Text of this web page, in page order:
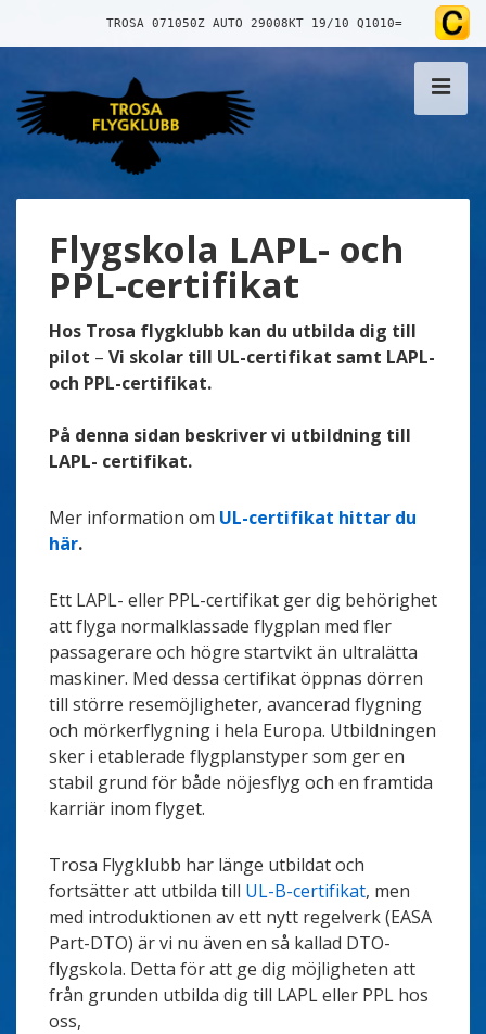
Main
Content
TROSA 071050Z AUTO 29008KT 19/10 Q1010=
Navigation
Flygskola LAPL- och
PPL-certifikat
Hos Trosa flygklubb kan du utbilda dig till
pilot – Vi skolar till UL-certifikat samt LAPL-
och PPL-certifikat.
På denna sidan beskriver vi utbildning till
LAPL- certifikat.
Mer information om UL-certifikat hittar du
här.
Ett LAPL- eller PPL-certifikat ger dig behörighet
att flyga normalklassade flygplan med fler
passagerare och högre startvikt än ultralätta
maskiner. Med dessa certifikat öppnas dörren
till större resemöjligheter, avancerad flygning
och mörkerflygning i hela Europa. Utbildningen
sker i etablerade flygplanstyper som ger en
stabil grund för både nöjesflyg och en framtida
karriär inom flyget.
Trosa Flygklubb har länge utbildat och
fortsätter att utbilda till UL-B-certifikat, men
med introduktionen av ett nytt regelverk (EASA
Part-DTO) är vi nu även en så kallad DTO-
flygskola. Detta för att ge dig möjligheten att
från grunden utbilda dig till LAPL eller PPL hos
oss,